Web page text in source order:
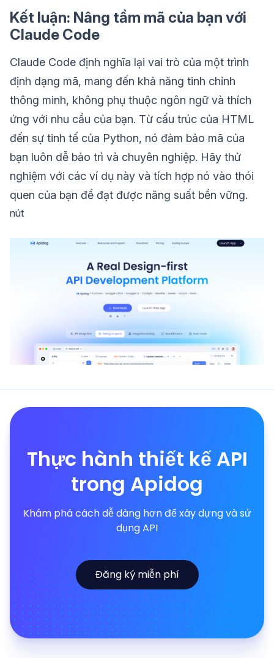
Kết luận: Nâng tầm mã của bạn với
Claude Code
Claude Code định nghĩa lại vai trò của một trình
định dạng mã, mang đến khả năng tinh chỉnh
thông minh, không phụ thuộc ngôn ngữ và thích
ứng với nhu cầu của bạn. Từ cấu trúc của HTML
đến sự tinh tế của Python, nó đảm bảo mã của
bạn luôn dễ bảo trì và chuyên nghiệp. Hãy thử
nghiệm với các ví dụ này và tích hợp nó vào thói
quen của bạn để đạt được năng suất bền vững.
nút
Thực hành thiết kế API
trong Apidog
Khám phá cách dễ dàng hơn để xây dựng và sử
dụng API
Đăng ký miễn phí